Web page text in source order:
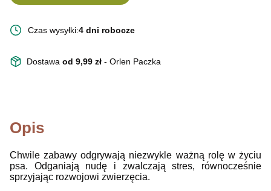
Czas wysyłki:4 dni robocze
Dostawa od 9,99 zł - Orlen Paczka
Opis
Chwile zabawy odgrywają niezwykle ważną rolę w życiu
psa. Odganiają nudę i zwalczają stres, równocześnie
sprzyjając rozwojowi zwierzęcia.